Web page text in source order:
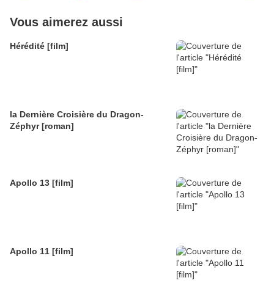
Vous aimerez aussi
Hérédité [film]
la Dernière Croisière du Dragon-
Zéphyr [roman]
Apollo 13 [film]
Apollo 11 [film]